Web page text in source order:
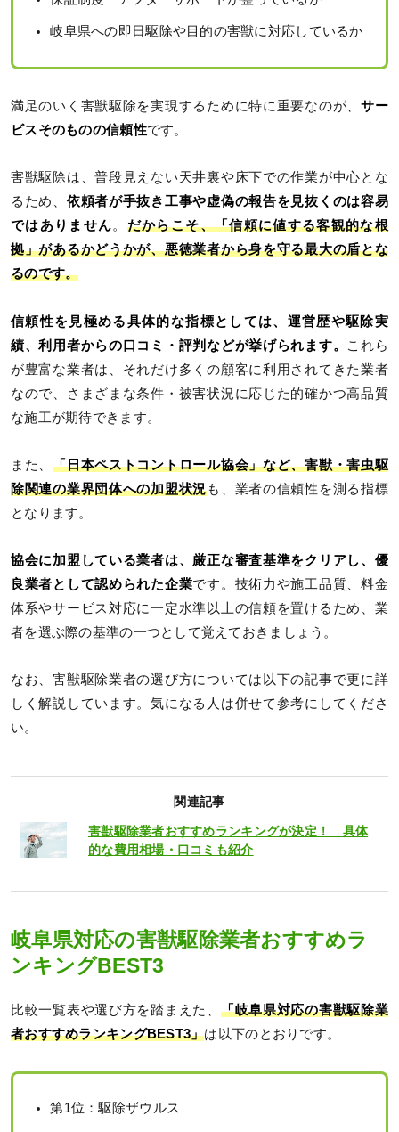
岐阜県への即日駆除や目的の害獣に対応しているか
満足のいく害獣駆除を実現するために特に重要なのが、 サー
ビスそのものの信頼性です。
害獣駆除は、普段見えない天井裏や床下での作業が中心とな
るため、 依頼者が手抜き工事や虚偽の報告を見抜くのは容易
ではありません。 だからこそ、「信頼に値する客観的な根
拠」があるかどうかが、悪徳業者から身を守る最大の盾とな
るのです。
信頼性を見極める具体的な指標としては、運営歴や駆除実
績、利用者からの口コミ・評判などが挙げられます。
これら
が豊富な業者は、それだけ多くの顧客に利用されてきた業者
なので、さまざまな条件・被害状況に応じた的確かつ高品質
な施工が期待できます。
また、「日本ペストコントロール協会」など、害獣・害虫駆
除関連の業界団体への加盟状況も、業者の信頼性を測る指標
となります。
協会に加盟している業者は、厳正な審査基準をクリアし、優
良業者として認められた企業です。技術力や施工品質、料金
体系やサービス対応に一定水準以上の信頼を置けるため、業
者を選ぶ際の基準の一つとして覚えておきましょう。
なお、害獣駆除業者の選び方については以下の記事で更に詳
しく解説しています。気になる人は併せて参考にしてくださ
い。
関連記事
害獣駆除業者おすすめランキングが決定！ 具体
的な費用相場・口コミも紹介
岐阜県対応の害獣駆除業者おすすめラ
ンキングBEST3
比較一覧表や選び方を踏まえた、 「岐阜県対応の害獣駆除業
者おすすめランキングBEST3」は以下のとおりです。
第1位：駆除ザウルス